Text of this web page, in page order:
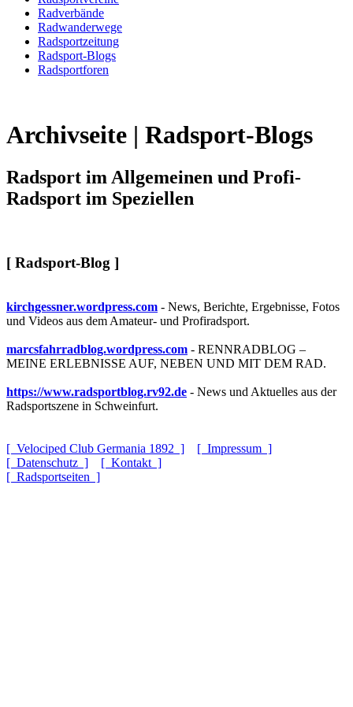
Radverbände
Radwander­wege
Radsport­zeitung
Radsport-Blogs
Radsport­foren
Archivseite | Radsport-Blogs
Radsport im Allgemeinen und Profi-
Radsport im Speziellen
[ Radsport-Blog ]
kirchgessner.wordpress.com - News, Berichte, Ergebnisse, Fotos
und Videos aus dem Amateur- und Profiradsport.
marcsfahrradblog.wordpress.com - RENNRADBLOG –
MEINE ERLEBNISSE AUF, NEBEN UND MIT DEM RAD.
https://www.radsportblog.rv92.de - News und Aktuelles aus der
Radsportszene in Schweinfurt.
[ Velociped Club Germania 1892 ]
[ Impressum ]
[ Datenschutz ]
[ Kontakt ]
[ Radsportseiten ]